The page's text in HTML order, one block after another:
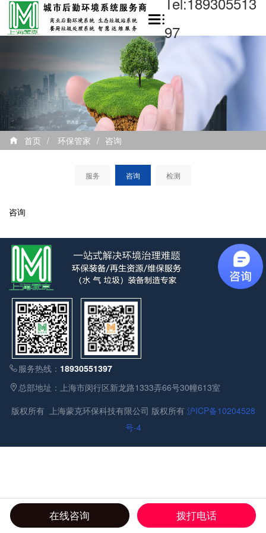
97
首页 / 环保管家 / 咨询
服务 咨询 检测
咨询
服务热线： 18930551397
总部地址：上海市闵行区新龙路1333弄66号30幢613室
版权所有 上海蒙克环保科技有限公司 版权所有 沪ICP备10204528
号-4
在线咨询 拨打电话